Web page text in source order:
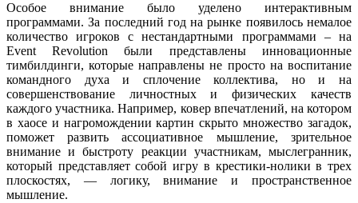
Особое внимание было уделено интерактивным
программами. За последний год на рынке появилось немалое
количество игроков с нестандартными программами – на
Event Revolution были представлены инновационные
тимбилдинги, которые направлены не просто на воспитание
командного духа и сплочение коллектива, но и на
совершенствование личностных и физических качеств
каждого участника. Например, ковер впечатлений, на котором
в хаосе и нагромождении картин скрыто множество загадок,
поможет развить ассоциативное мышление, зрительное
внимание и быстроту реакции участникам, мыслегранник,
который представляет собой игру в крестики-нолики в трех
плоскостях, — логику, внимание и пространственное
мышление.